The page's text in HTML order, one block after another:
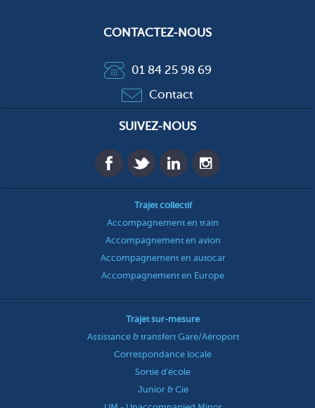
CONTACTEZ-NOUS
01 84 25 98 69
Contact
SUIVEZ-NOUS
Trajet collectif
Accompagnement en train
Accompagnement en avion
Accompagnement en autocar
Accompagnement en Europe
Trajet sur-mesure
Assistance & transfert Gare/Aéroport
Correspondance locale
Sortie d'école
Junior & Cie